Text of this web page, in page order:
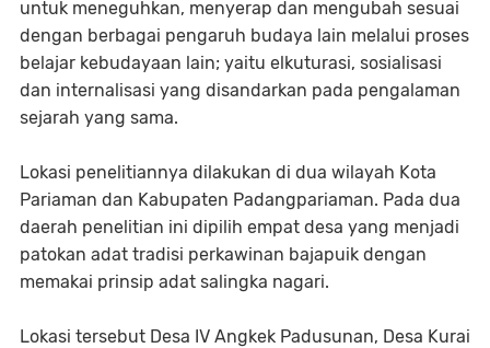
untuk meneguhkan, menyerap dan mengubah sesuai
dengan berbagai pengaruh budaya lain melalui proses
belajar kebudayaan lain; yaitu elkuturasi, sosialisasi
dan internalisasi yang disandarkan pada pengalaman
sejarah yang sama.
Lokasi penelitiannya dilakukan di dua wilayah Kota
Pariaman dan Kabupaten Padangpariaman. Pada dua
daerah penelitian ini dipilih empat desa yang menjadi
patokan adat tradisi perkawinan bajapuik dengan
memakai prinsip adat salingka nagari.
Lokasi tersebut Desa IV Angkek Padusunan, Desa Kurai